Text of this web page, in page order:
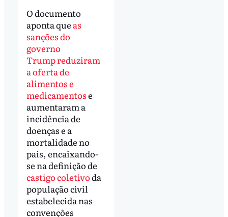
O documento
aponta que as
sanções do
governo
Trump reduziram
a oferta de
alimentos e
medicamentose
aumentaram a
incidência de
doenças e a
mortalidade no
país, encaixando-
se na definição de
castigo coletivoda
população civil
estabelecida nas
convenções